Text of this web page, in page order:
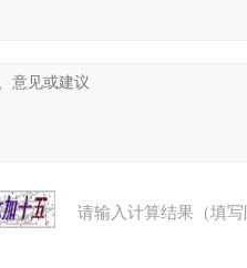
请输入计算结果（填